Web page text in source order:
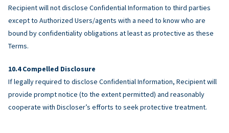
Recipient will not disclose Confidential Information to third parties
except to Authorized Users/agents with a need to know who are
bound by confidentiality obligations at least as protective as these
Terms.
Compelled Disclosure
If legally required to disclose Confidential Information, Recipient will
provide prompt notice (to the extent permitted) and reasonably
cooperate with Discloser’s efforts to seek protective treatment.